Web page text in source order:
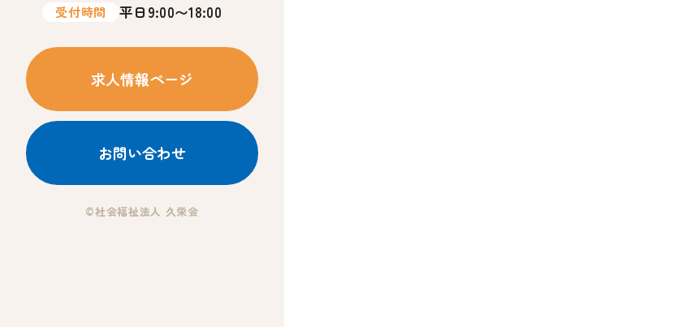
受付時間 平日9:00〜18:00
求人情報ページ
お問い合わせ
©社会福祉法人 久栄会